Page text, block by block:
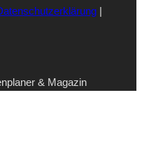
|
& Magazin